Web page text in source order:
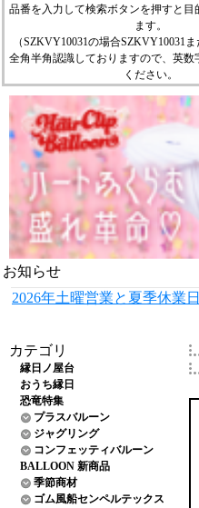
品番を入力して検索ボタンを押すと目
ます。
（SZKVY10031の場合SZKVY10031ま
全角半角認識しておりますので、英数
ください。
お知らせ
2026年土曜営業と夏季休業
カテゴリ
縁日ノ屋台
おうち縁日
恐竜特集
プラスバルーン
ジャグリング
コンフェッティバルーン
BALLOON 新商品
季節商材
ゴム風船センペルテックス